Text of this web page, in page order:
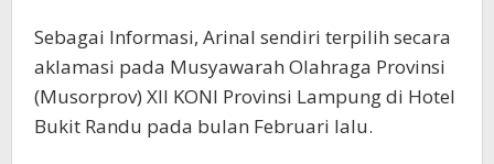
Sebagai Informasi, Arinal sendiri terpilih secara
aklamasi pada Musyawarah Olahraga Provinsi
(Musorprov) XII KONI Provinsi Lampung di Hotel
Bukit Randu pada bulan Februari lalu.